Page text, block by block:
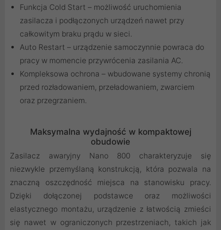
Funkcja Cold Start – możliwość uruchomienia
zasilacza i podłączonych urządzeń nawet przy
całkowitym braku prądu w sieci.
Auto Restart – urządzenie samoczynnie powraca do
pracy w momencie przywrócenia zasilania AC.
Kompleksowa ochrona – wbudowane systemy chronią
przed rozładowaniem, przeładowaniem, zwarciem
oraz przegrzaniem.
Maksymalna wydajność w kompaktowej
obudowie
Zasilacz awaryjny Nano 800 charakteryzuje się
niezwykle przemyślaną konstrukcją, która pozwala na
znaczną oszczędność miejsca na stanowisku pracy.
Dzięki dołączonej podstawce oraz możliwości
elastycznego montażu, urządzenie z łatwością zmieści
się nawet w ograniczonych przestrzeniach, takich jak